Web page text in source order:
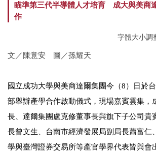
瞄準第三代半導體人才培育 成大與美商
作
字體大小調
文／陳意安 圖／孫耀天
國立成功大學與美商達爾集團今（8）日於
部舉辦產學合作啟動儀式，現場嘉賓雲集，
長、達爾集團盧克修董事長與旗下子公司貴
長曾文生、台南市經濟發展局副局長蕭富仁
學與臺灣證券交易所等產官學界代表皆與會